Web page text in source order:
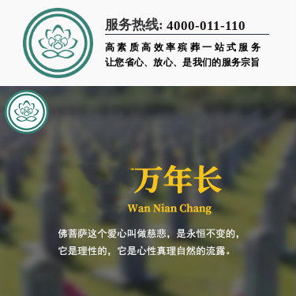
服务热线: 4000-011-110
高素质高效率殡葬一站式服务
让您省心、放心、是我们的服务宗旨